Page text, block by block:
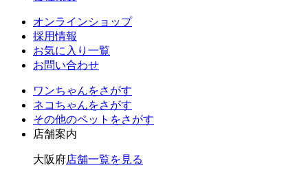
オンラインショップ
採用情報
お気に入り一覧
お問い合わせ
ワンちゃんをさがす
ネコちゃんをさがす
その他のペット をさがす
店舗案内
大阪府店舗一覧を見る